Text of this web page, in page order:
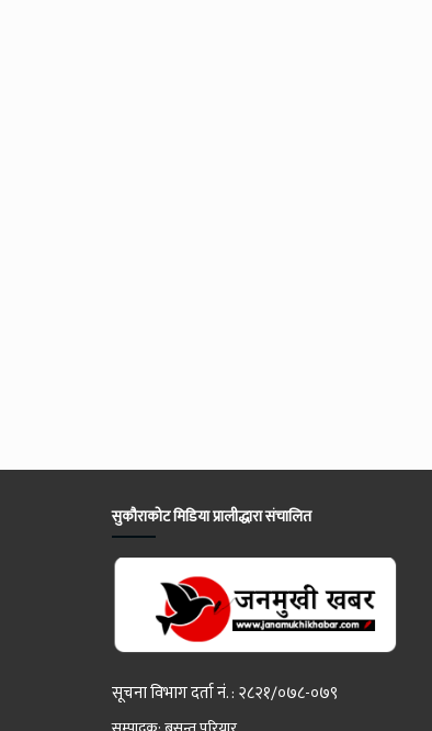
सुकौराकोट मिडिया प्रालीद्धारा संचालित
सूचना विभाग दर्ता नं. : २८२१/०७८-०७९